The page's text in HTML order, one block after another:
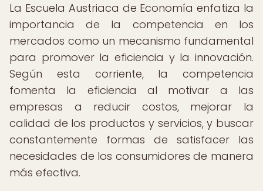
La Escuela Austriaca de Economía enfatiza la
importancia de la competencia en los
mercados como un mecanismo fundamental
para promover la eficiencia y la innovación.
Según esta corriente, la competencia
fomenta la eficiencia al motivar a las
empresas a reducir costos, mejorar la
calidad de los productos y servicios, y buscar
constantemente formas de satisfacer las
necesidades de los consumidores de manera
más efectiva.